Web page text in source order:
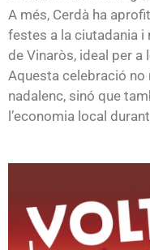
A més, Cerdà ha
festes a la ciutadania
de Vinaròs, ideal per a
Aquesta celebració no
nadalenc, sinó que
l’economia local